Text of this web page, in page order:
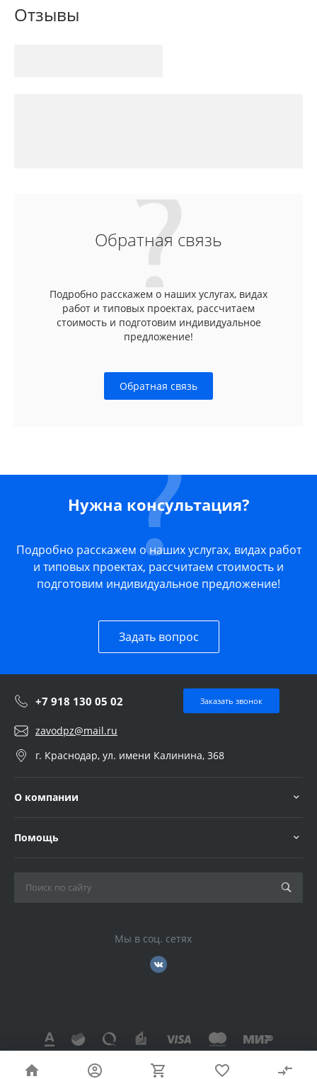
Отзывы
Обратная связь
Подробно расскажем о наших услугах, видах
работ и типовых проектах, рассчитаем
стоимость и подготовим индивидуальное
предложение!
Обратная связь
Нужна консультация?
Подробно расскажем о наших услугах, видах работ
и типовых проектах, рассчитаем стоимость и
подготовим индивидуальное предложение!
Задать вопрос
+7 918 130 05 02 Заказать звонок
zavodpz@mail.ru
г. Краснодар, ул. имени Калинина, 368
О компании
Помощь
Мы в соц. сетях
© 2026 , Все права защищены